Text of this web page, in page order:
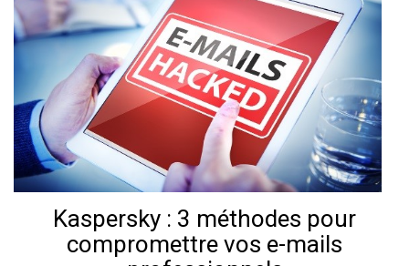
Kaspersky : 3 méthodes pour
compromettre vos e-mails